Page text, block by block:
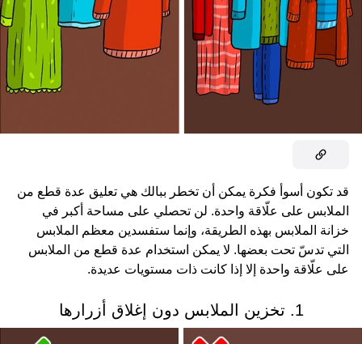
قد تكون أسوأ فكرة يمكن أن تخطر ببالك هي تعليق عدة قطع من
الملابس على علّاقة واحدة. لن تحصلي على مساحة أكبر في
خزانة الملابس بهذه الطريقة، وإنما ستفسدين معظم الملابس
التي تدسّ تحت بعضها. لا يمكن استخدام عدة قطع من الملابس
على علّاقة واحدة إلا إذا كانت ذات مستويات عديدة.
1. تخزين الملابس دون إغلاق أزرارها